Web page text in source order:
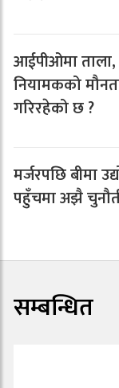
आईपीओमा ताला,
नियामकको
गरिरहेको छ ?
मर्जरपछि बीमा
पहुँचमा अझै
सम्बन्धित